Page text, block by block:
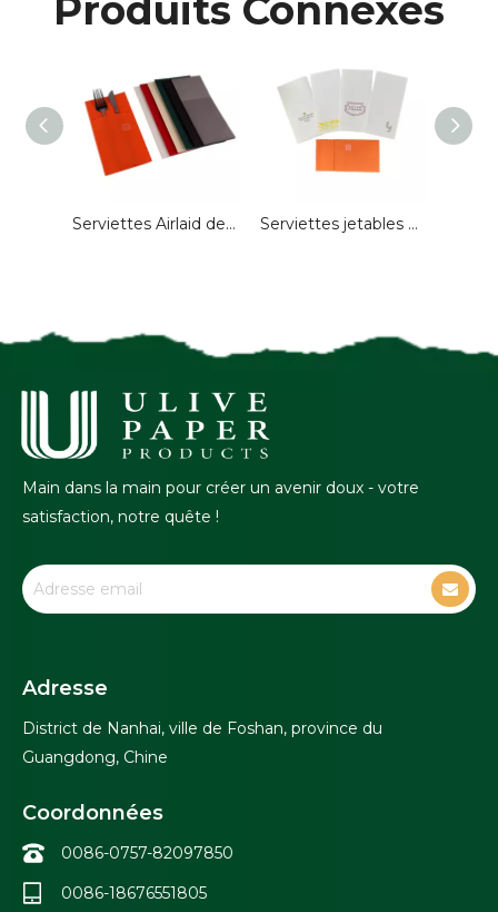
Produits Connexes
Serviettes Airlaid de couleur personnalisée jetables pour restaurant Serviettes jetables Airlaid Logo personnalisé 40*40 cm serviettes en papier serviettes de table pour Restaurant
Main dans la main pour créer un avenir doux - votre
satisfaction, notre quête !
Adresse
District de Nanhai, ville de Foshan, province du
Guangdong, Chine
Coordonnées
0086-0757-82097850
0086-18676551805